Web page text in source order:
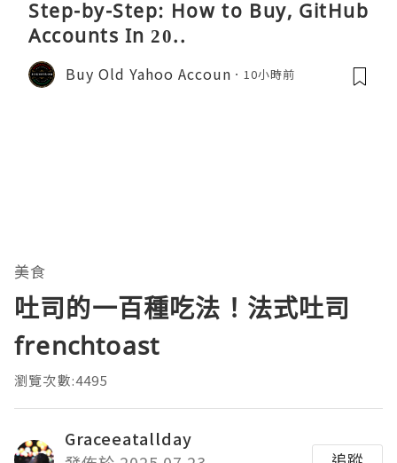
Step-by-Step: How to Buy, GitHub
Accounts In 20..
Buy Old Yahoo Accoun 10小時前
美食
吐司的一百種吃法！法式吐司
frenchtoast
瀏覽次數:4495
Graceeatallday